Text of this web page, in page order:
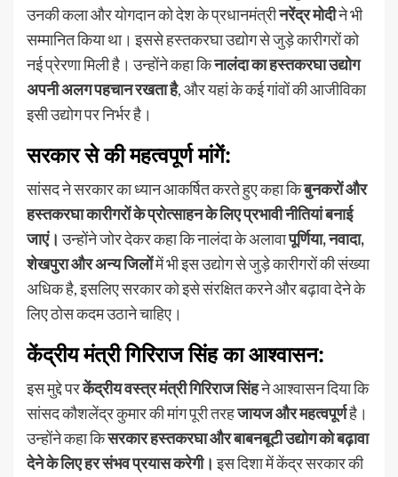
उनकी कला और योगदान को देश के प्रधानमंत्रीनरेंद्र मोदीने भी
सम्मानित किया था। इससे हस्तकरघा उद्योग से जुड़े कारीगरों को
नई प्रेरणा मिली है। उन्होंने कहा किनालंदा का हस्तकरघा उद्योग
अपनी अलग पहचान रखता है, और यहां के कई गांवों की आजीविका
इसी उद्योग पर निर्भर है।
सरकार से की महत्वपूर्ण मांगें:
सांसद ने सरकार का ध्यान आकर्षित करते हुए कहा किबुनकरों और
हस्तकरघा कारीगरों के प्रोत्साहन के लिए प्रभावी नीतियां बनाई
जाएं। उन्होंने जोर देकर कहा कि नालंदा के अलावापूर्णिया, नवादा,
शेखपुरा और अन्य जिलोंमें भी इस उद्योग से जुड़े कारीगरों की संख्या
अधिक है, इसलिए सरकार को इसे संरक्षित करने और बढ़ावा देने के
लिए ठोस कदम उठाने चाहिए।
केंद्रीय मंत्री गिरिराज सिंह का आश्वासन:
इस मुद्दे परकेंद्रीय वस्त्र मंत्री गिरिराज सिंहने आश्वासन दिया कि
सांसद कौशलेंद्र कुमार की मांग पूरी तरहजायज और महत्वपूर्णहै।
उन्होंने कहा किसरकार हस्तकरघा और बाबनबूटी उद्योग को बढ़ावा
देने के लिए हर संभव प्रयास करेगी। इस दिशा में केंद्र सरकार की